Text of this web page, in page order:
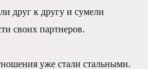
друг к другу и сумели
своих партнеров.
уже стали стальными.